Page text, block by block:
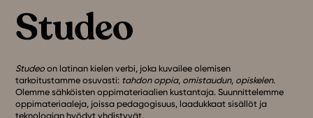
Studeo on latinan kielen verbi, joka kuvailee olemisen
tarkoitustamme osuvasti: tahdon oppia, omistaudun, opiskelen.
Olemme sähköisten oppimateriaalien kustantaja. Suunnittelemme
oppimateriaaleja, joissa pedagogisuus, laadukkaat sisällöt ja
teknologian hyödyt yhdistyvät.